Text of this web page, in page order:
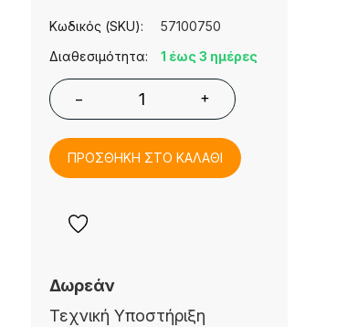
Κωδικός (SKU):
57100750
Διαθεσιμότητα:
1 έως 3 ημέρες
− +
ΠΡΟΣΘΗΚΗ ΣΤΟ ΚΑΛΑΘΙ
Δωρεάν
Τεχνική Υποστήριξη